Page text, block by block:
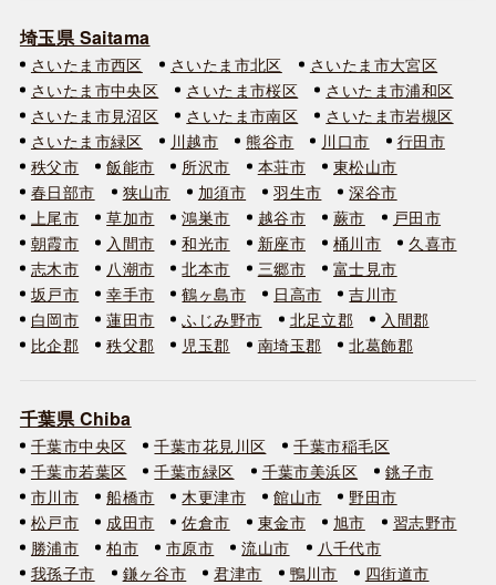
埼玉県 Saitama
さいたま市西区 さいたま市北区
さいたま市大宮区
さいたま市中央区
さいたま市桜区
さいたま市浦和区
さいたま市見沼区
さいたま市南区
さいたま市岩槻区
さいたま市緑区
川越市 熊谷市 川口市
行田市
秩父市
飯能市 所沢市 本荘市
東松山市
春日部市
狭山市 加須市 羽生市
深谷市
上尾市
草加市 鴻巣市 越谷市 蕨市
戸田市
朝霞市
入間市 和光市 新座市 桶川市
久喜市
志木市
八潮市 北本市 三郷市
富士見市
坂戸市
幸手市 鶴ヶ島市 日高市
吉川市
白岡市
蓮田市 ふじみ野市 北足立郡
入間郡
比企郡
秩父郡 児玉郡 南埼玉郡 北葛飾郡
千葉県 Chiba
千葉市中央区 千葉市花見川区
千葉市稲毛区
千葉市若葉区
千葉市緑区 千葉市美浜区
銚子市
市川市
船橋市 木更津市 館山市
野田市
松戸市
成田市 佐倉市 東金市 旭市
習志野市
勝浦市
柏市 市原市 流山市
八千代市
我孫子市
鎌ヶ谷市 君津市 鴨川市
四街道市